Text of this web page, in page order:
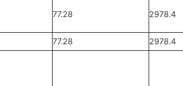
77.28 2978.4
77.28
2978.4